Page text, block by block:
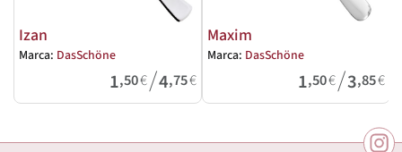
Izan
Marca: DasSchöne
1,50€/4,75€
Maxim
Marca: DasSchöne
1,50€/3,85€